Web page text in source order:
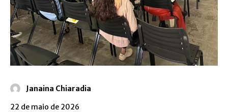
Janaina Chiaradia
22 de maio de 2026